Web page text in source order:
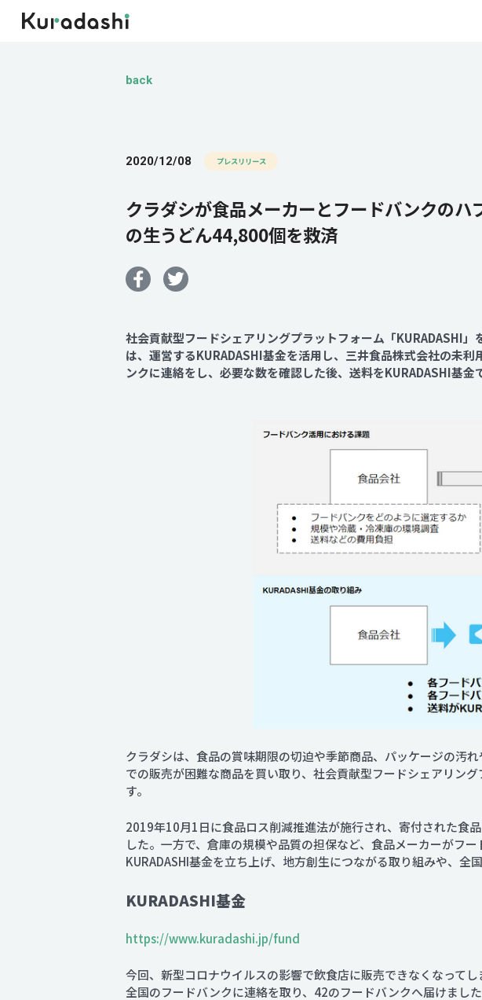
Contact
back
2020/12/08 プレスリリース
クラダシが食品メーカーとフードバンクの
の生うどん44,800個を救済
社会貢献型フードシェアリングプラットフォーム「KURADASHI
は、運営するKURADASHI基金を活用し、三井食品株式会社の未
ンクに連絡をし、必要な数を確認した後、送料をKURADASHI基金
クラダシは、食品の賞味期限の切迫や季節商品、パッケージの汚
での販売が困難な商品を買い取り、社会貢献型フードシェアリン
す。
2019年10月1日に食品ロス削減推進法が施行され、寄付された食
した。一方で、倉庫の規模や品質の担保など、食品メーカーがフ
KURADASHI基金を立ち上げ、地方創生につながる取り組みや、
KURADASHI基金
https://www.kuradashi.jp/fund
今回、新型コロナウイルスの影響で飲食店に販売できなくなって
全国のフードバンクに連絡を取り、42のフードバンクへ届けまし